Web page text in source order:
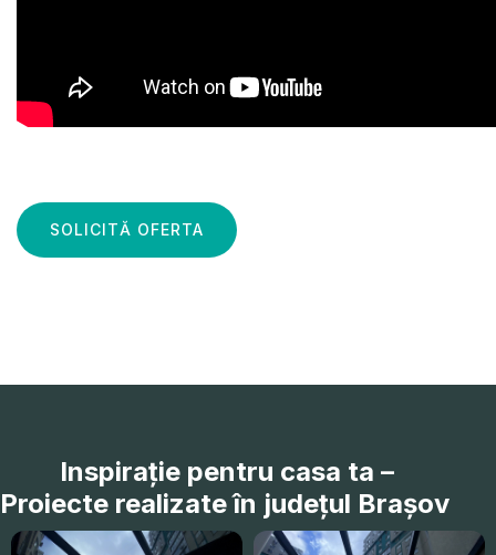
SOLICITĂ OFERTA
Inspirație pentru casa ta –
Proiecte realizate în județul Brașov